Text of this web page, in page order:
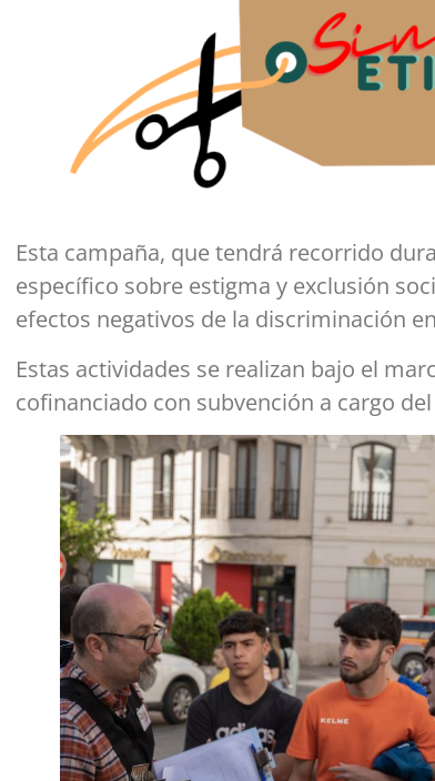
Esta campaña, que tendrá recorrido
específico sobre estigma y exclusión
efectos negativos de la discriminación
Estas actividades se realizan bajo el
cofinanciado con subvención a cargo